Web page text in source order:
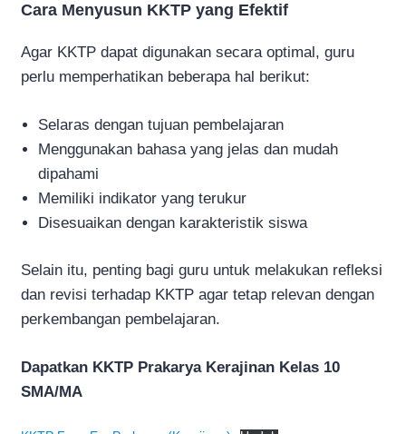
Cara Menyusun KKTP yang Efektif
Agar KKTP dapat digunakan secara optimal, guru
perlu memperhatikan beberapa hal berikut:
Selaras dengan tujuan pembelajaran
Menggunakan bahasa yang jelas dan mudah
dipahami
Memiliki indikator yang terukur
Disesuaikan dengan karakteristik siswa
Selain itu, penting bagi guru untuk melakukan refleksi
dan revisi terhadap KKTP agar tetap relevan dengan
perkembangan pembelajaran.
Dapatkan KKTP Prakarya Kerajinan Kelas 10
SMA/MA